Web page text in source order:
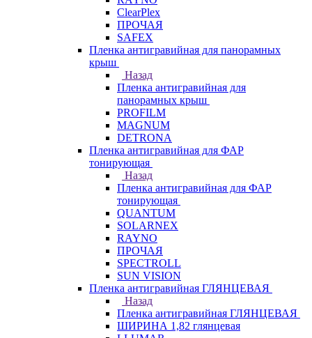
ClearPlex
ПРОЧАЯ
SAFEX
Пленка антигравийная для панорамных
крыш
Назад
Пленка антигравийная для
панорамных крыш
PROFILM
MAGNUM
DETRONA
Пленка антигравийная для ФАР
тонирующая
Назад
Пленка антигравийная для ФАР
тонирующая
QUANTUM
SOLARNEX
RAYNO
ПРОЧАЯ
SPECTROLL
SUN VISION
Пленка антигравийная ГЛЯНЦЕВАЯ
Назад
Пленка антигравийная ГЛЯНЦЕВАЯ
ШИРИНА 1,82 глянцевая